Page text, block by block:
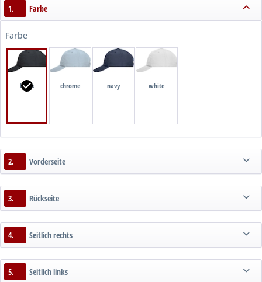
1. Farbe
Farbe
black chrome navy white
2. Vorderseite
3. Rückseite
4. Seitlich rechts
5. Seitlich links